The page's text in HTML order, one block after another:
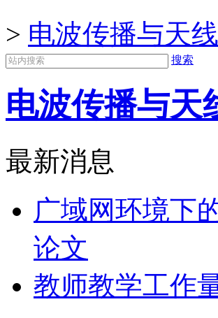
> 电波传播与天线
搜索
电波传播与天
最新消息
广域网环境下
论文
教师教学工作